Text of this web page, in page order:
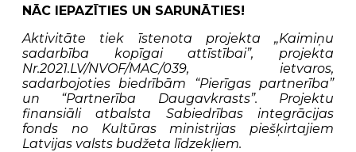
NĀC IEPAZĪTIES UN SARUNĀTIES!
Aktivitāte tiek īstenota projekta „Kaimiņu
sadarbība kopīgai attīstībai”, projekta
Nr.2021.LV/NVOF/MAC/039, ietvaros,
sadarbojoties biedrībām “Pierīgas partnerība”
un “Partnerība Daugavkrasts”. Projektu
finansiāli atbalsta Sabiedrības integrācijas
fonds no Kultūras ministrijas piešķirtajiem
Latvijas valsts budžeta līdzekļiem.